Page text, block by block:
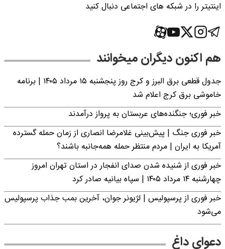
اینتیتر را در شبکه های اجتماعی دنبال کنید
هم اکنون دیگران میخوانند
جدول قطعی برق البرز و کرج روز پنجشنبه ۱۵ مرداد ۱۴۰۵ | برنامه
خاموشی برق کرج اعلام شد
خبر فوری؛ جنگنده‌های عربستان به پرواز درآمدند
خبر فوری جنگ | پیش‌بینی غلامرضا انصاری از زمان حمله گسترده
آمریکا به ایران | مردم منتظر حمله همه‌جانبه باشند؟
خبر فوری از شنیده شدن صدای انفجار در استان تهران امروز
چهارشنبه ۱۴ مرداد ۱۴۰۵ | سپاه بیانیه صادر کرد
خبر فوری از پرسپولیس | لژیونر جوان، آخرین بمب جذاب پرسپولیس
می‌شود
دعوای داغ